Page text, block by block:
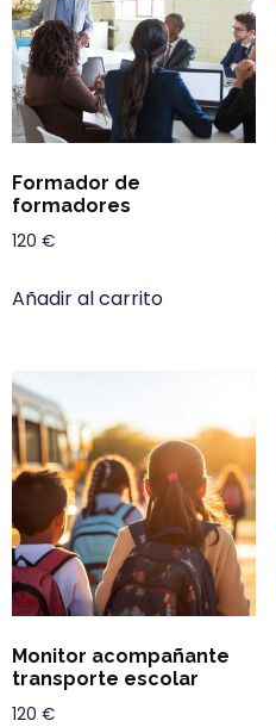
Formador de
formadores
120 €
Añadir al carrito
Monitor acompañante
transporte escolar
120 €